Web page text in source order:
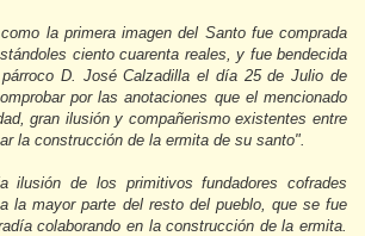
la primera imagen del Santo fue comprada
ciento cuarenta reales, y fue bendecida
D. José Calzadilla el día 25 de Julio de
por las anotaciones que el mencionado
gran ilusión y compañerismo existentes entre
la construcción de la ermita de su santo".
ilusión de los primitivos fundadores cofrades
la mayor parte del resto del pueblo, que se fue
colaborando en la construcción de la ermita.